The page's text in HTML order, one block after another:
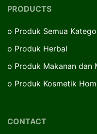
PRODUCTS
o Produk Semua
o Produk Herbal
o Produk Makanan dan
o Produk Kosmetik
CONTACT